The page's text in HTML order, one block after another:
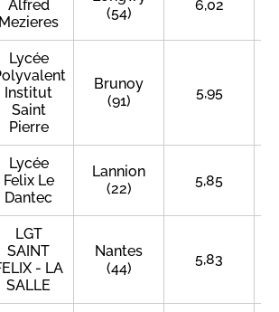
Alfred
Mezieres
(54)
6,02
Lycée
Institut
Saint
Pierre
Brunoy
(91)
5,95
Lycée
Felix Le
Dantec
Lannion
(22)
5,85
LGT
SAINT
- LA
SALLE
Nantes
(44)
5,83